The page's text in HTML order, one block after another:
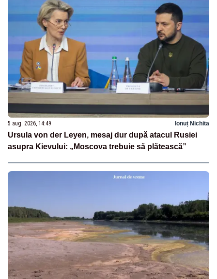
5 aug. 2026, 14:49 Ionuț Nichita
Ursula von der Leyen, mesaj dur după atacul Rusiei
asupra Kievului: „Moscova trebuie să plătească”